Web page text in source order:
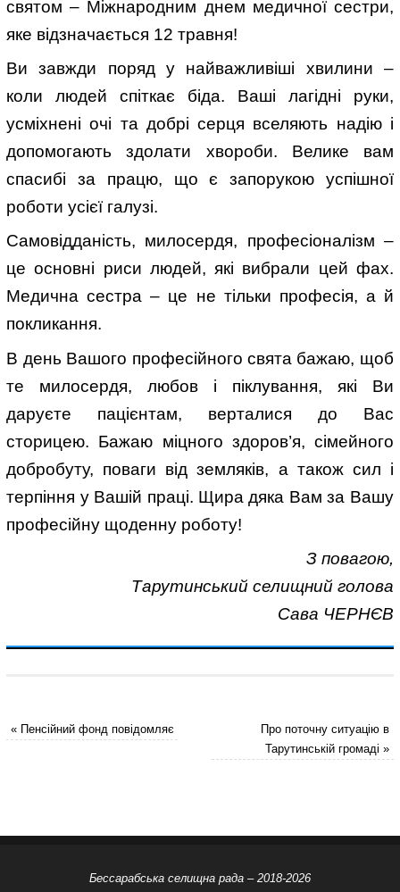
святом – Міжнародним днем медичної сестри,
яке відзначається 12 травня!
Ви завжди поряд у найважливіші хвилини –
коли людей спіткає біда. Ваші лагідні руки,
усміхнені очі та добрі серця вселяють надію і
допомогають здолати хвороби. Велике вам
спасибі за працю, що є запорукою успішної
роботи усієї галузі.
Самовідданість, милосердя, професіоналізм –
це основні риси людей, які вибрали цей фах.
Медична сестра – це не тільки професія, а й
покликання.
В день Вашого професійного свята бажаю, щоб
те милосердя, любов і піклування, які Ви
даруєте пацієнтам, верталися до Вас
сторицею. Бажаю міцного здоров’я, сімейного
добробуту, поваги від земляків, а також сил і
терпіння у Вашій праці. Щира дяка Вам за Вашу
професійну щоденну роботу!
З повагою,
Тарутинський селищний голова
Сава ЧЕРНЄВ
«Пенсійний фонд повідомляє
Про поточну ситуацію в
Тарутинській громаді»
Бессарабська селищна рада – 2018-2026